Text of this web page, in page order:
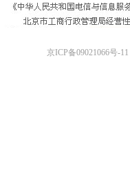
京ICP备09021066号-11